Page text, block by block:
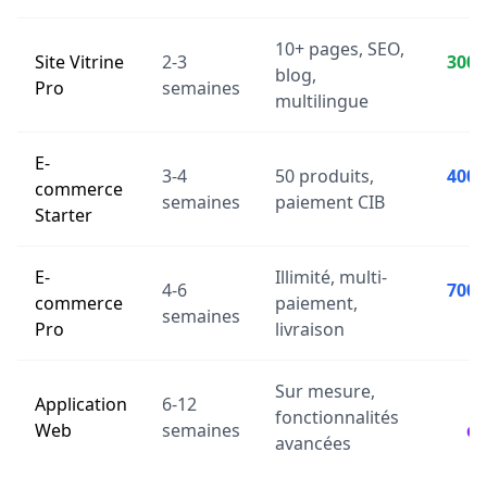
Site Vitrine
Pro
2-3
semaines
10+ pages, SEO,
blog,
multilingue
E-
commerce
Starter
3-4
semaines
50 produits,
paiement CIB
E-
commerce
Pro
4-6
semaines
Illimité, multi-
paiement,
livraison
Application
Web
6-12
semaines
Sur mesure,
fonctionnalités
avancées